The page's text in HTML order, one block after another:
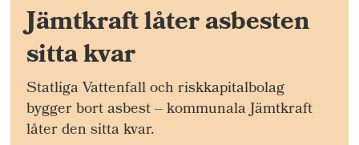
Jämtkraft låter asbesten
sitta kvar
Statliga Vattenfall och riskkapitalbolag
bygger bort asbest – kommunala Jämtkraft
låter den sitta kvar.